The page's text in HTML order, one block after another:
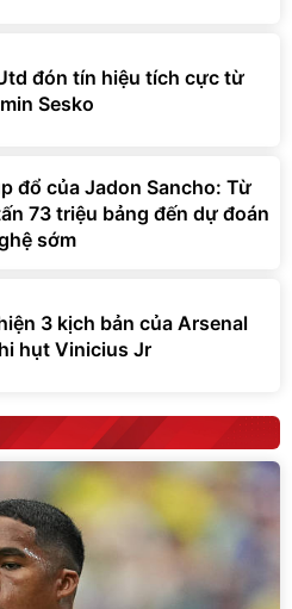
đón tín hiệu tích cực từ
Sesko
đổ của Jadon Sancho: Từ
73 triệu bảng đến dự đoán
sớm
3 kịch bản của Arsenal
hụt Vinicius Jr